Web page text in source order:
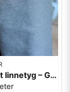
Förtvättat linnetyg – Grågrön (170 g/m²)